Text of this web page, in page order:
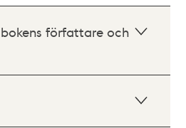
författare och